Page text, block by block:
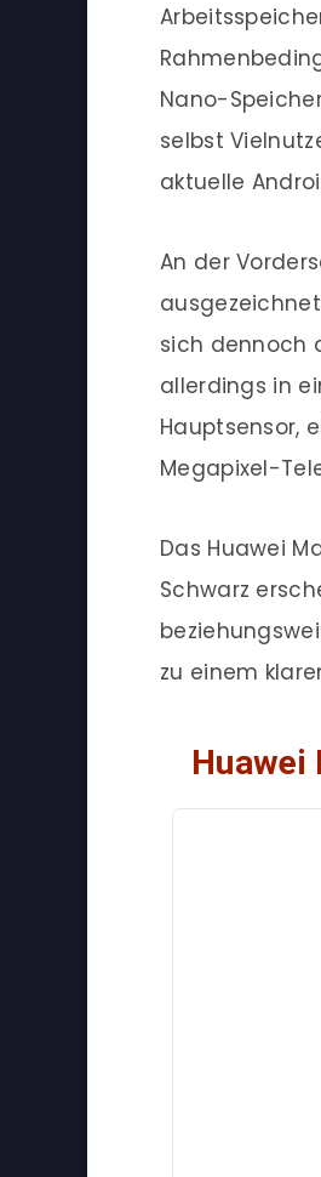
Nano-
selbst
aktuelle
An der
sich dennoch
allerdings in
Hauptsensor,
Megapixel-
Das Huawei
Schwarz
zu einem
Huawei